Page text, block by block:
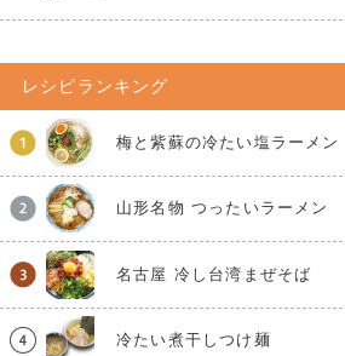
レシピランキング
梅と紫蘇の冷たい塩ラーメン
山形名物 つったいラーメン
名古屋 冷し台湾まぜそば
冷たい煮干しつけ麺